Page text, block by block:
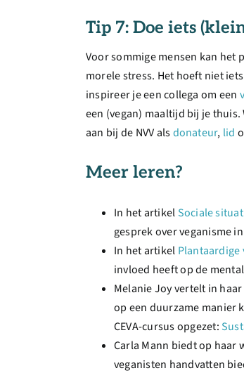
Tip 7: Doe iets
Voor sommige mensen kan het
morele stress. Het hoeft niet
inspireer je een collega om een
een (vegan) maaltijd bij je
aan bij de NVV alsdonateur, lid
Meer leren?
In het artikel Sociale
gesprek over veganisme
In het artikel Plantaardige
invloed heeft op de
Melanie Joy vertelt in
op een duurzame manier
CEVA-cursus opgezet:
Carla Mann biedt op haar
veganisten handvatten